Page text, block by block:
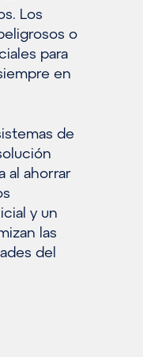
Los
o
para
en
de
al ahorrar
y un
las
del